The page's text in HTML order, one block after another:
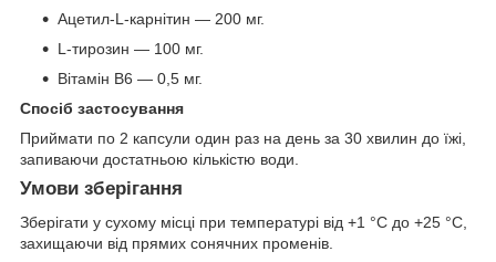
Ацетил-L-карнітин — 200 мг.
L-тирозин — 100 мг.
Вітамін B6 — 0,5 мг.
Спосіб застосування
Приймати по 2 капсули один раз на день за 30 хвилин до їжі,
запиваючи достатньою кількістю води.
Умови зберігання
Зберігати у сухому місці при температурі від +1 °C до +25 °C,
захищаючи від прямих сонячних променів.